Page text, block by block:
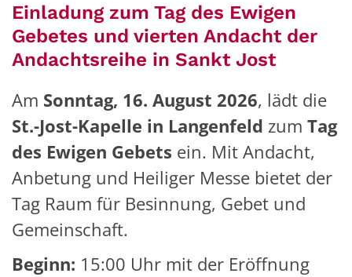
Einladung zum Tag des Ewigen
Gebetes und vierten Andacht der
Andachtsreihe in Sankt Jost
Am Sonntag, 16. August 2026, lädt die
St.-Jost-Kapelle in Langenfeld zum Tag
des Ewigen Gebets ein. Mit Andacht,
Anbetung und Heiliger Messe bietet der
Tag Raum für Besinnung, Gebet und
Gemeinschaft.
Beginn: 15:00 Uhr mit der Eröffnung